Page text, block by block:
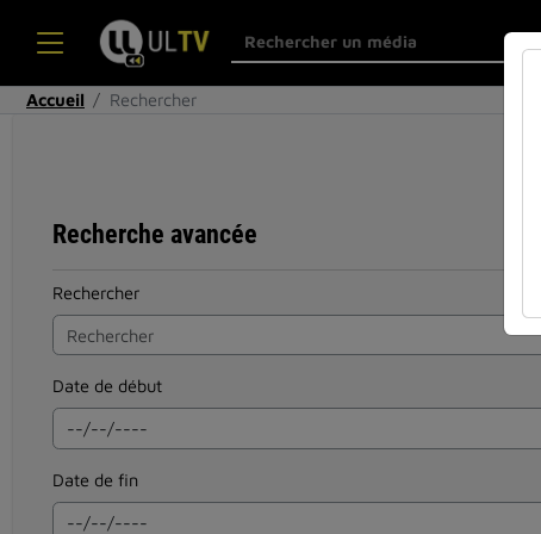
Accueil Rechercher
Recherche avancée
Rechercher
Date de début
Date de fin